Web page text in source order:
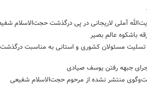
آملی لاریجانی در پی درگذشت حجت‌الاسلام
باشکوه عالم بصیر
تسلیت مسئولان کشوری و استانی به مناسبت درگذشت
جبهه رفتن یوسف صیادی
منتشر نشده از مرحوم حجت‌الاسلام شفیعی